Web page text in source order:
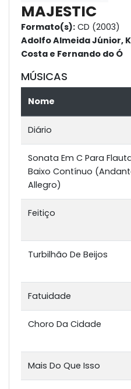
MAJESTIC
Formato(s): CD (2003)
Adolfo Almeida Júnior,
Costa e Fernando do Ó
MÚSICAS
Nome
Diário
Sonata Em C Para
Baixo Contínuo
Allegro)
Feitiço
Turbilhão De Beijos
Fatuidade
Choro Da Cidade
Mais Do Que Isso